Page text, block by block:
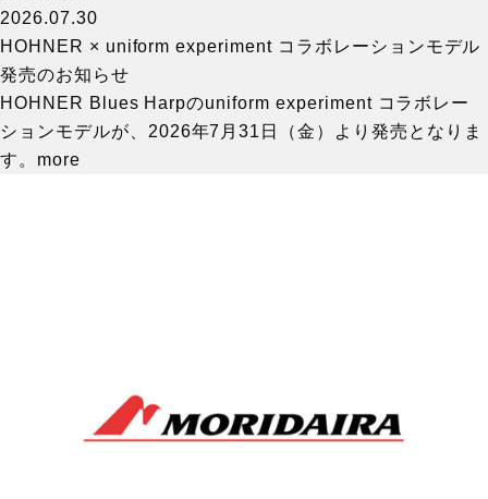
2026.07.30
HOHNER × uniform experiment コラボレーションモデル
発売のお知らせ
HOHNER Blues Harpのuniform experiment コラボレー
ションモデルが、2026年7月31日（金）より発売となりま
す。 more